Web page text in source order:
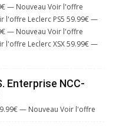
— Nouveau Voir l'offre
l'offre Leclerc PS5 59.99€ —
— Nouveau Voir l'offre
l'offre Leclerc XSX 59.99€ —
Enterprise NCC-
— Nouveau Voir l'offre